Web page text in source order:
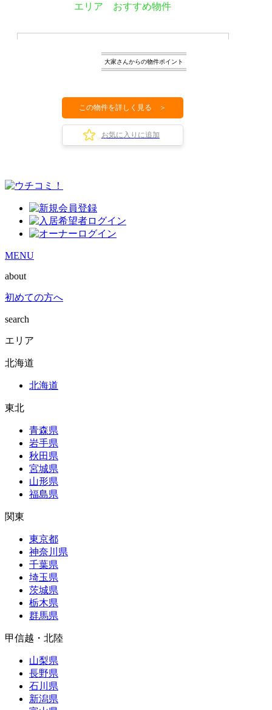
エリア おすすめ物件
大家さんからの物件ポイント
この物件を詳しく見る ＞
お気に入りに追加
MENU
about
初めての方へ
search
エリア
北海道
北海道
東北
青森県
岩手県
秋田県
宮城県
山形県
福島県
関東
東京都
神奈川県
千葉県
埼玉県
茨城県
栃木県
群馬県
甲信越・北陸
山梨県
長野県
石川県
新潟県